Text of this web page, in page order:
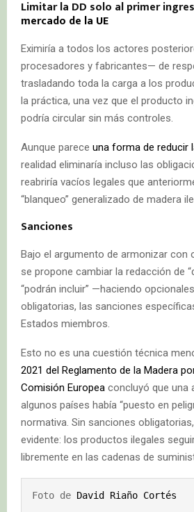
Limitar la DD solo al primer
mercado de la UE
Eximiría a todos los actores
procesadores y fabricantes— de
trasladando toda la carga a los
la práctica, una vez que el producto
podría circular sin más controles.
Aunque parece una forma de reducir
realidad eliminaría incluso las
reabriría vacíos legales que
“blanqueo” generalizado de madera
Sanciones
Bajo el argumento de armonizar con
se propone cambiar la redacción de
“podrán incluir” —haciendo
obligatorias, las sanciones
Estados miembros.
Esto no es una cuestión técnica
2021 del Reglamento de la Madera
Comisión Europea concluyó que una
algunos países había “puesto en
normativa. Sin sanciones
evidente: los productos ilegales
libremente en las cadenas de
Foto de David Riaño Cortés